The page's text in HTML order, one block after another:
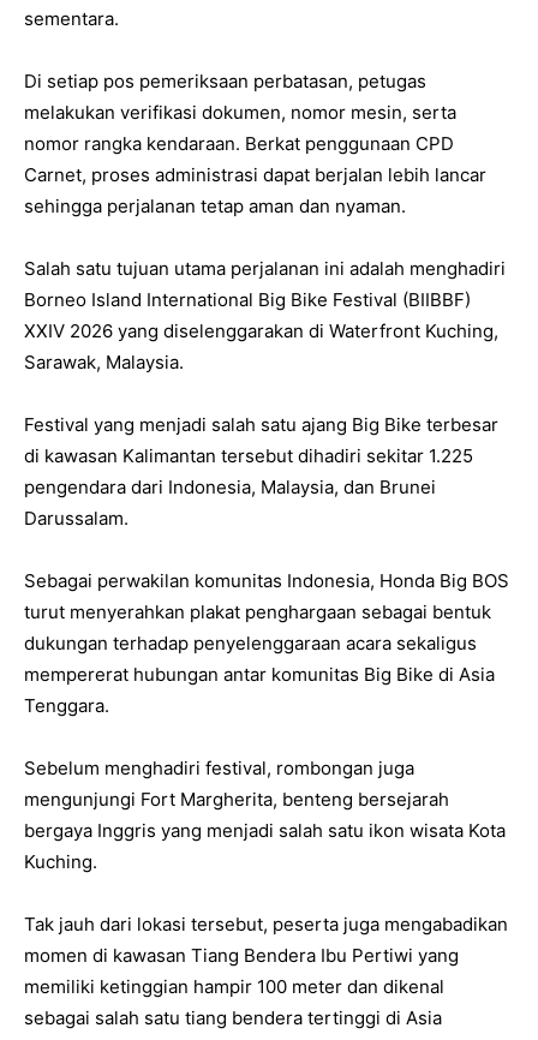
sementara.
Di setiap pos pemeriksaan perbatasan, petugas
melakukan verifikasi dokumen, nomor mesin, serta
nomor rangka kendaraan. Berkat penggunaan CPD
Carnet, proses administrasi dapat berjalan lebih lancar
sehingga perjalanan tetap aman dan nyaman.
Salah satu tujuan utama perjalanan ini adalah menghadiri
Borneo Island International Big Bike Festival (BIIBBF)
XXIV 2026 yang diselenggarakan di Waterfront Kuching,
Sarawak, Malaysia.
Festival yang menjadi salah satu ajang Big Bike terbesar
di kawasan Kalimantan tersebut dihadiri sekitar 1.225
pengendara dari Indonesia, Malaysia, dan Brunei
Darussalam.
Sebagai perwakilan komunitas Indonesia, Honda Big BOS
turut menyerahkan plakat penghargaan sebagai bentuk
dukungan terhadap penyelenggaraan acara sekaligus
mempererat hubungan antar komunitas Big Bike di Asia
Tenggara.
Sebelum menghadiri festival, rombongan juga
mengunjungi Fort Margherita, benteng bersejarah
bergaya Inggris yang menjadi salah satu ikon wisata Kota
Kuching.
Tak jauh dari lokasi tersebut, peserta juga mengabadikan
momen di kawasan Tiang Bendera Ibu Pertiwi yang
memiliki ketinggian hampir 100 meter dan dikenal
sebagai salah satu tiang bendera tertinggi di Asia